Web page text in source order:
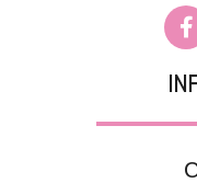
F
a
e
o
k